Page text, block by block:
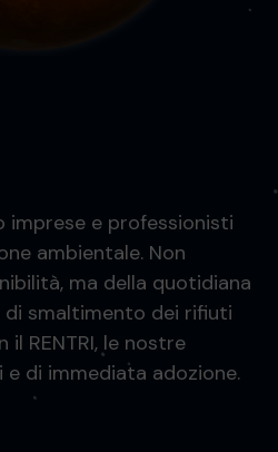
imprese e professionisti
ambientale. Non
ma della quotidiana
smaltimento dei rifiuti
RENTRI, le nostre
e di immediata adozione.